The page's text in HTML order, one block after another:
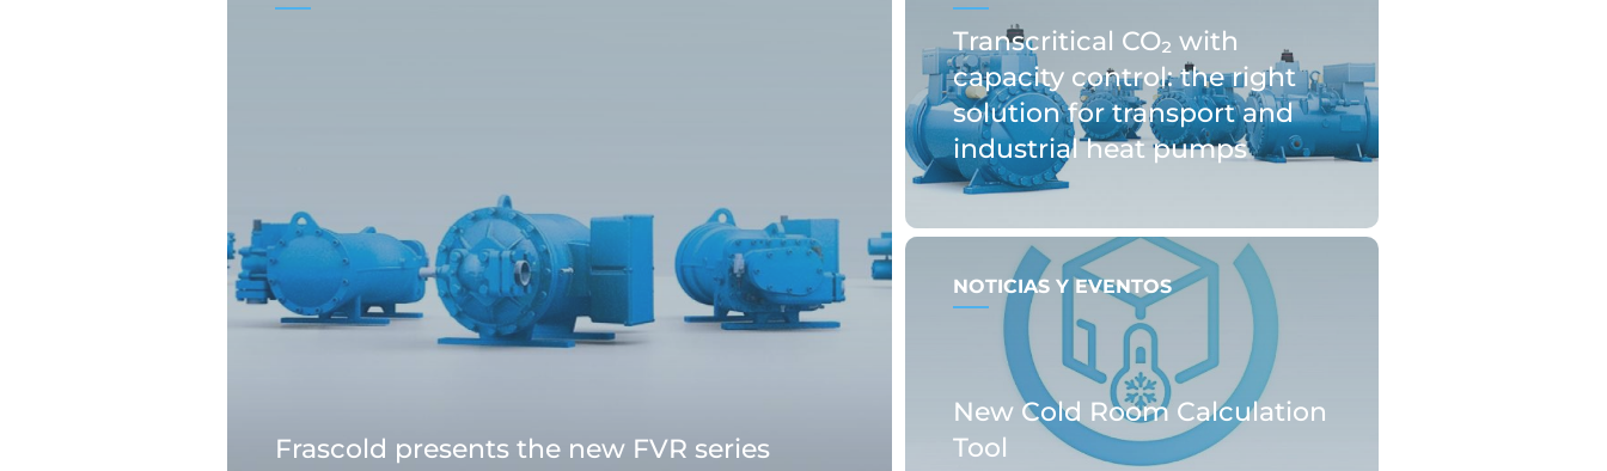
Frascold presents the new FVR series
Transcritical CO₂ with
capacity control: the right
solution for transport and
industrial heat pumps
NOTICIAS Y EVENTOS
New Cold Room Calculation
Tool